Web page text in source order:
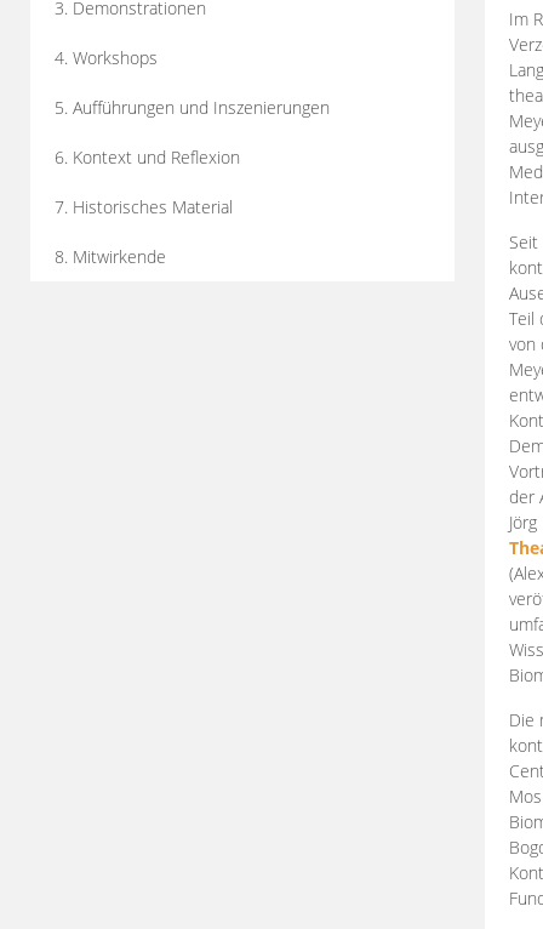
3. Demonstrationen
4. Workshops
5. Aufführungen und Inszenierungen
6. Kontext und Reflexion
7. Historisches Material
8. Mitwirkende
Im
Teil
von
der
Die